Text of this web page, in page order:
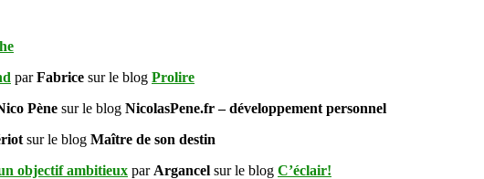
parFabrice sur le blog Prolire
Pène sur le blog NicolasPene.fr – développement personnel
sur le blog Maître de son destin
objectif ambitieux par Argancel sur le blog C’éclair!